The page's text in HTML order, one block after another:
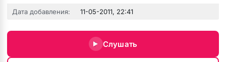
Дата добавления:
11-05-2011, 22:41
Слушать